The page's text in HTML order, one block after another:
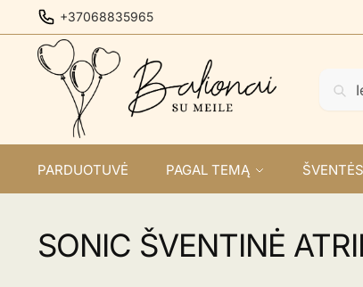
to
navigation
to
content
+37068835965
PARDUOTUVĖ PAGAL TEMĄ ŠVENTĖS
SONIC ŠVENTINĖ